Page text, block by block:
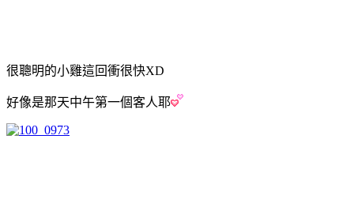
很聰明的小雞這回衝很快XD
好像是那天中午第一個客人耶